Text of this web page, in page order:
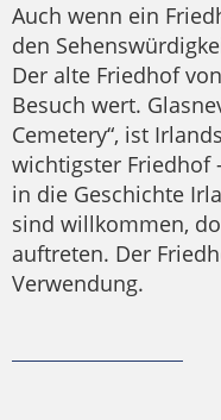
Auch wenn ein
den
Der alte Friedhof
Besuch wert.
Cemetery“, ist
wichtigster Friedhof
in die Geschichte
sind willkommen,
auftreten. Der
Verwendung.